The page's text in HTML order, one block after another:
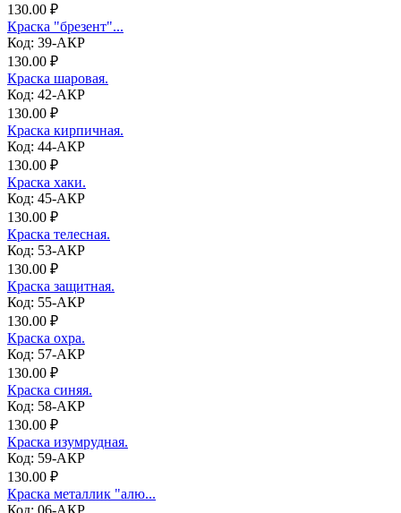
130.00 ₽
Краска "брезент"...
Код: 39-АКР
130.00 ₽
Краска шаровая.
Код: 42-АКР
130.00 ₽
Краска кирпичная.
Код: 44-АКР
130.00 ₽
Краска хаки.
Код: 45-АКР
130.00 ₽
Краска телесная.
Код: 53-АКР
130.00 ₽
Краска защитная.
Код: 55-АКР
130.00 ₽
Краска охра.
Код: 57-АКР
130.00 ₽
Краска синяя.
Код: 58-АКР
130.00 ₽
Краска изумрудная.
Код: 59-АКР
130.00 ₽
Краска металлик "алю...